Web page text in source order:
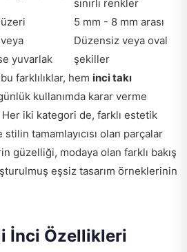
sınırlı renkler
5 mm - 8 mm arası
yuvarlak
Düzensiz veya oval
şekiller
farklılıklar, hem inci takı
kullanımda karar verme
iki kategori de, farklı estetik
tamamlayıcısı olan parçalar
güzelliği, modaya olan farklı bakış
eşsiz tasarım örneklerinin
İnci Özellikleri